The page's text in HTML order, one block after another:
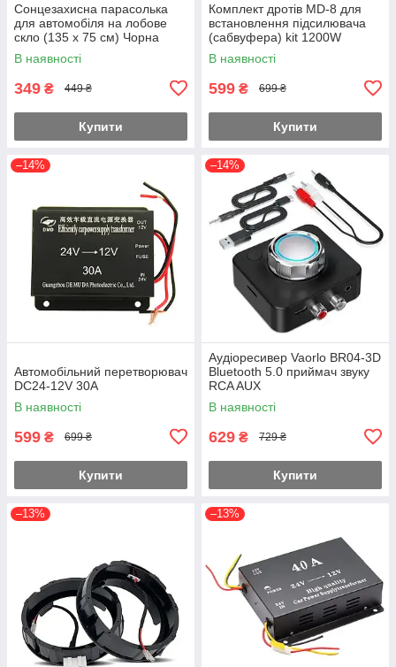
Сонцезахисна парасолька
для автомобіля на лобове
скло (135 х 75 см) Чорна
В наявності
349 ₴ 449 ₴
Купити
Комплект дротів MD-8 для
встановлення підсилювача
(сабвуфера) kit 1200W
В наявності
599 ₴ 699 ₴
Купити
–14%
Автомобільний перетворювач
DC24-12V 30A
В наявності
599 ₴ 699 ₴
Купити
–14%
Аудіоресивер Vaorlo BR04-3D
Bluetooth 5.0 приймач звуку
RCA AUX
В наявності
629 ₴ 729 ₴
Купити
–13% –13%